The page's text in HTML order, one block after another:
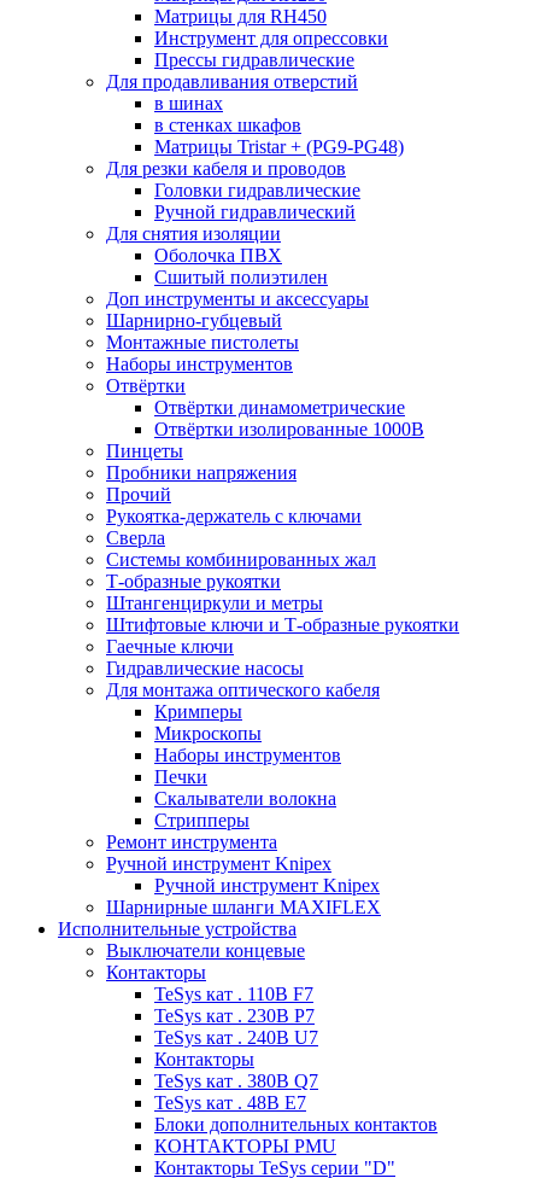
Матрицы для RH450
Инструмент для опрессовки
Прессы гидравлические
Для продавливания отверстий
в шинах
в стенках шкафов
Матрицы Tristar + (PG9-PG48)
Для резки кабеля и проводов
Головки гидравлические
Ручной гидравлический
Для снятия изоляции
Оболочка ПВХ
Сшитый полиэтилен
Доп инструменты и аксессуары
Шарнирно-губцевый
Монтажные пистолеты
Наборы инструментов
Отвёртки
Отвёртки динамометрические
Отвёртки изолированные 1000В
Пинцеты
Пробники напряжения
Прочий
Рукоятка-держатель с ключами
Сверла
Системы комбинированных жал
Т-образные рукоятки
Штангенциркули и метры
Штифтовые ключи и Т-образные рукоятки
Гаечные ключи
Гидравлические насосы
Для монтажа оптического кабеля
Кримперы
Микроскопы
Наборы инструментов
Печки
Скалыватели волокна
Стрипперы
Ремонт инструмента
Ручной инструмент Knipex
Ручной инструмент Knipex
Шарнирные шланги MAXIFLEX
Исполнительные устройства
Выключатели концевые
Контакторы
TeSys кат . 110В F7
TeSys кат . 230В P7
TeSys кат . 240В U7
Контакторы
TeSys кат . 380В Q7
TeSys кат . 48В E7
Блоки дополнительных контактов
КОНТАКТОРЫ PMU
Контакторы TeSys серии "D"